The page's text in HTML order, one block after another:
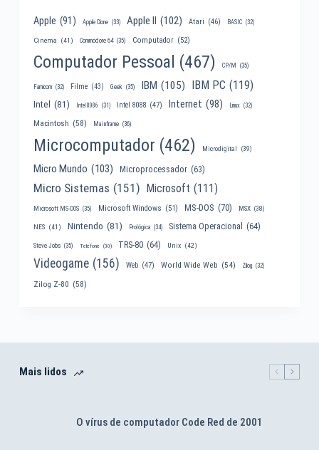
Apple (91) Apple Clone (33) Apple II (102) Atari (46) BASIC (32)
Cinema (41) Commodore 64 (35) Computador (52)
Computador Pessoal (467) CP/M (35)
Famicom (32) Filme (43) Geek (35) IBM (105) IBM PC (119)
Intel (81) Intel 8086 (31) Intel 8088 (47) Internet (98) Linux (32)
Macintosh (58) Mainframe (36)
Microcomputador (462) Microdigital (39)
Micro Mundo (103) Microprocessador (63)
Micro Sistemas (151) Microsoft (111)
Microsoft MS-DOS (35) Microsoft Windows (51) MS-DOS (70) MSX (38)
NES (41) Nintendo (81) Prológica (34) Sistema Operacional (64)
Steve Jobs (35) Telefone (30) TRS-80 (64) Unix (42)
Videogame (156) Web (47) World Wide Web (54) Zilog (32)
Zilog Z-80 (58)
Mais lidos
O vírus de computador Code Red de 2001